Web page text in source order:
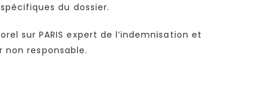
du dossier.
sur PARIS expert de l’indemnisation et
responsable.